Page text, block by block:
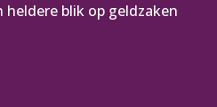
heldere blik op geldzaken